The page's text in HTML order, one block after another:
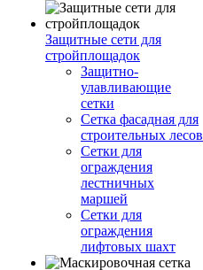
Защитные сети для
стройплощадок
Защитно-
улавливающие
сетки
Сетка фасадная для
строительных лесов
Сетки для
ограждения
лестничных
маршей
Сетки для
ограждения
лифтовых шахт